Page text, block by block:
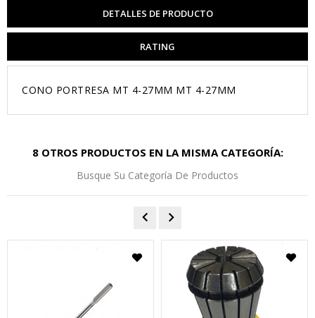
DETALLES DE PRODUCTO
RATING
CONO PORTRESA MT 4-27MM MT 4-27MM
8 OTROS PRODUCTOS EN LA MISMA CATEGORÍA:
Busque Su Categoría De Productos